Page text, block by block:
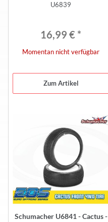
Komplettrad hinten (2 Stück) -
U6839
16,99 € *
Momentan nicht verfügbar
Zum Artikel
Schumacher U6841 - Cactus -